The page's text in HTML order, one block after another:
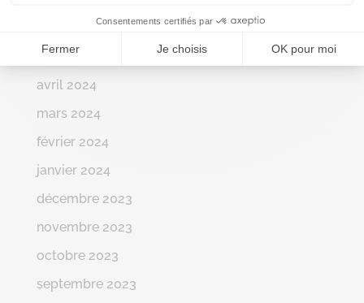
Consentements certifiés par
Fermer Je choisis OK pour moi
mai 2024
avril 2024
mars 2024
février 2024
janvier 2024
décembre 2023
novembre 2023
octobre 2023
septembre 2023